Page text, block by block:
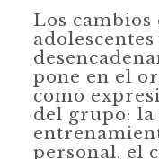
Los cambios
pone en el
como
del grupo:
personal, el